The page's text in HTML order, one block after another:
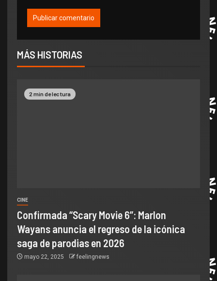
MÁS HISTORIAS
2 min de lectura
CINE
Confirmada “Scary Movie 6”: Marlon
Wayans anuncia el regreso de la icónica
saga de parodias en 2026
mayo 22, 2025 feelingnews